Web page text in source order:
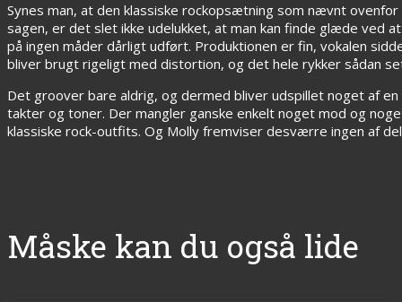
Synes man, at den klassiske rockopsætning som nævnt
sagen, er det slet ikke udelukket, at man kan finde glæde ved
på ingen måder dårligt udført. Produktionen er fin, vokalen
bliver brugt rigeligt med distortion, og det hele rykker sådan
Det groover bare aldrig, og dermed bliver udspillet noget af
takter og toner. Der mangler ganske enkelt noget mod og
klassiske rock-outfits. Og Molly fremviser desværre ingen af
Måske kan du også lide